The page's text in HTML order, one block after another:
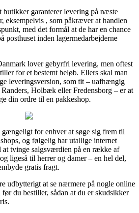
butikker garanterer levering på næste
eksempelvis , som påkræver at handlen
med det formål at de har en chance
posthuset inden lagermedarbejderne
lover gebyrfri levering, men oftest
for et bestemt beløb. Ellers skal man
leveringsversion, som tit – uafhængig
Holbæk eller Fredensborg – er at
din ordre til en pakkeshop.
for enhver at søge sig frem til
og følgelig har utallige internet
tvinge salgsværdien på en række af
ligeså til herrer og damer – en hel del,
gratis fragt.
udbytterigt at se nærmere på nogle online
før du bestiller, sådan at du er skudsikker